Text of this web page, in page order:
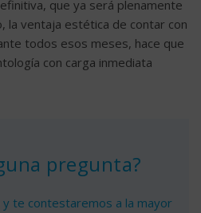
que ya será plenamente
la ventaja estética de contar con
todos esos meses, hace que
con carga inmediata
pregunta?
te contestaremos a la mayor